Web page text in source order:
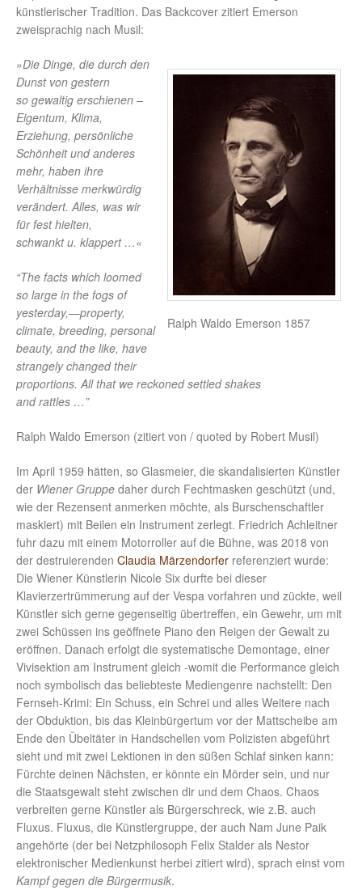
künstlerischer Tradition. Das Backcover zitiert Emerson
zweisprachig nach Musil:
Ralph Waldo Emerson 1857
»Die Dinge, die durch den
Dunst von gestern
so gewaltig erschienen –
Eigentum, Klima,
Erziehung, persönliche
Schönheit und anderes
mehr, haben ihre
Verhältnisse merkwürdig
verändert. Alles, was wir
für fest hielten,
schwankt u. klappert …«
“The facts which loomed
so large in the fogs of
yesterday,—property,
climate, breeding, personal
beauty, and the like, have
strangely changed their
proportions. All that we reckoned settled shakes
and rattles …”
Ralph Waldo Emerson (zitiert von / quoted by Robert Musil)
Im April 1959 hätten, so Glasmeier, die skandalisierten Künstler
der Wiener Gruppe daher durch Fechtmasken geschützt (und,
wie der Rezensent anmerken möchte, als Burschenschaftler
maskiert) mit Beilen ein Instrument zerlegt. Friedrich Achleitner
fuhr dazu mit einem Motorroller auf die Bühne, was 2018 von
der destruierenden Claudia Märzendorfer referenziert wurde:
Die Wiener Künstlerin Nicole Six durfte bei dieser
Klavierzertrümmerung auf der Vespa vorfahren und zückte, weil
Künstler sich gerne gegenseitig übertreffen, ein Gewehr, um mit
zwei Schüssen ins geöffnete Piano den Reigen der Gewalt zu
eröffnen. Danach erfolgt die systematische Demontage, einer
Vivisektion am Instrument gleich -womit die Performance gleich
noch symbolisch das beliebteste Mediengenre nachstellt: Den
Fernseh-Krimi: Ein Schuss, ein Schrei und alles Weitere nach
der Obduktion, bis das Kleinbürgertum vor der Mattscheibe am
Ende den Übeltäter in Handschellen vom Polizisten abgeführt
sieht und mit zwei Lektionen in den süßen Schlaf sinken kann:
Fürchte deinen Nächsten, er könnte ein Mörder sein, und nur
die Staatsgewalt steht zwischen dir und dem Chaos. Chaos
verbreiten gerne Künstler als Bürgerschreck, wie z.B. auch
Fluxus. Fluxus, die Künstlergruppe, der auch Nam June Paik
angehörte (der bei Netzphilosoph Felix Stalder als Nestor
elektronischer Medienkunst herbei zitiert wird), sprach einst vom
Kampf gegen die Bürgermusik.